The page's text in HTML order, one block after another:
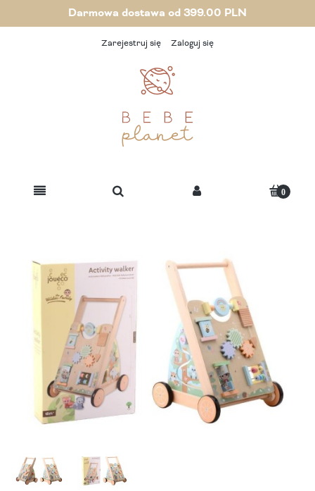
Darmowa dostawa od 399.00 PLN
Zarejestruj się Zaloguj się